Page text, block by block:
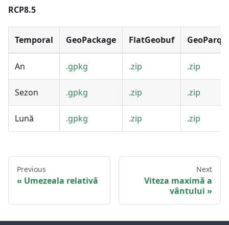
RCP8.5
Temporal GeoPackage FlatGeobuf
An .gpkg .zip .zip
Sezon .gpkg .zip .zip
Lună .gpkg .zip .zip
Previous
Umezeala relativă
Next
Viteza maximă a
vântului